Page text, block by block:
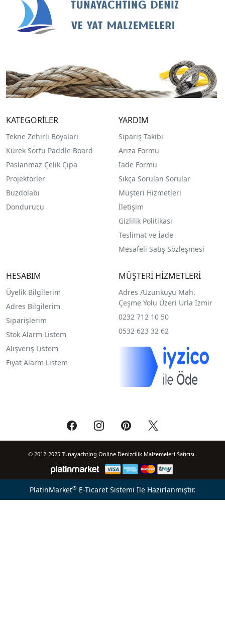
KATEGORİLER
Tekne Zehirli Boyaları
Kürek Sörfü Paddle Board
Paslanmaz Çelik Çıpa
Projektörler
Buzdolabı
Dondurucu
YARDIM
Sipariş Takibi
Arıza Formu
İade Formu
Sıkça Sorulan Sorular
Müşteri Hizmetleri
İletişim
Gizlilik Politikası
Teslimat ve İade
Mesafeli Satış Sözleşmesi
HESABIM
Üyelik Bilgilerim
Adres Bilgilerim
Siparişlerim
Stok Alarm Listem
Alışveriş Listem
Fiyat Alarm Listem
MÜŞTERİ HİZMETLERİ
Adres /Uzunkuyu Mah.
Çeşme Yolu Üzeri Urla İzmir
0232 712 10 50
0532 623 32 62
© 2012-2025 Tunayachting Online Denizcilik Malzemeleri Satıcısı..
PlatinMarket®E-Ticaret Sistemi İle Hazırlanmıştır.